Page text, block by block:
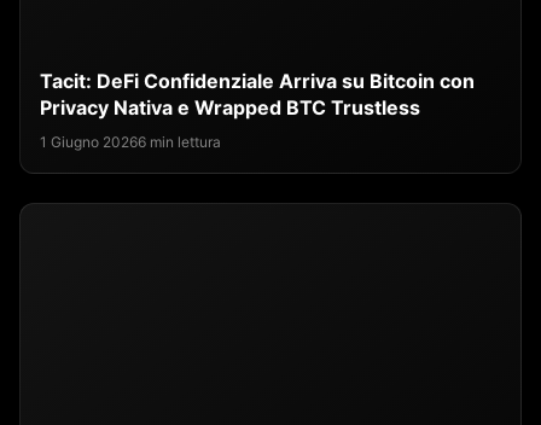
Tacit: DeFi Confidenziale Arriva su Bitcoin con
Privacy Nativa e Wrapped BTC Trustless
1 Giugno 20266 min lettura